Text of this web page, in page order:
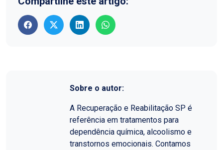
Sobre o autor:
A Recuperação e Reabilitação SP é
referência em tratamentos para
dependência química, alcoolismo e
transtornos emocionais. Contamos